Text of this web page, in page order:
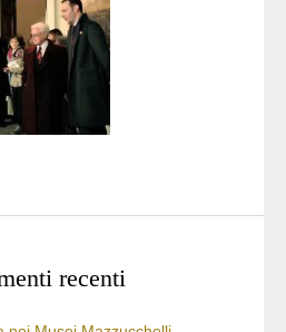
recenti